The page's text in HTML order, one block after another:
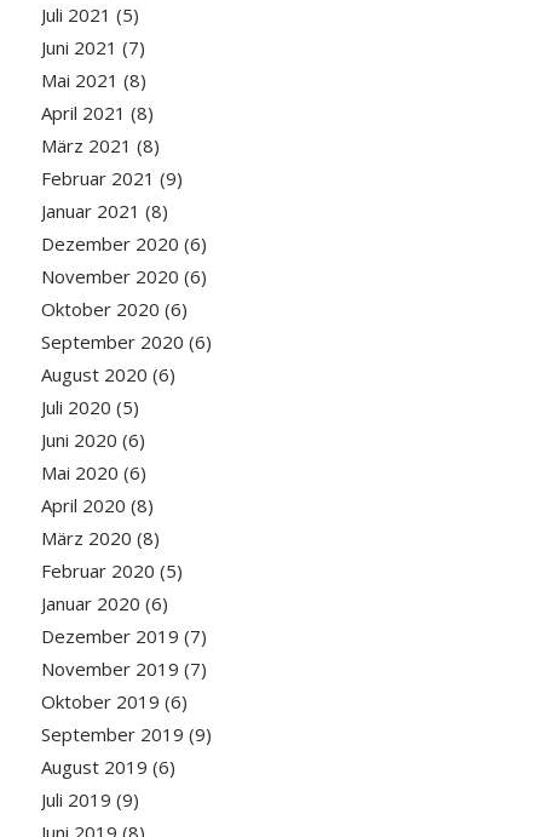
Juli 2021 (5)
Juni 2021 (7)
Mai 2021 (8)
April 2021 (8)
März 2021 (8)
Februar 2021 (9)
Januar 2021 (8)
Dezember 2020 (6)
November 2020 (6)
Oktober 2020 (6)
September 2020 (6)
August 2020 (6)
Juli 2020 (5)
Juni 2020 (6)
Mai 2020 (6)
April 2020 (8)
März 2020 (8)
Februar 2020 (5)
Januar 2020 (6)
Dezember 2019 (7)
November 2019 (7)
Oktober 2019 (6)
September 2019 (9)
August 2019 (6)
Juli 2019 (9)
Juni 2019 (8)